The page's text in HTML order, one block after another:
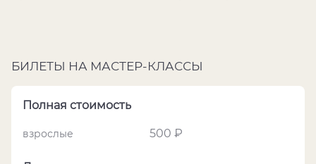
БИЛЕТЫ НА МАСТЕР-КЛАССЫ
Полная стоимость
взрослые 500 ₽